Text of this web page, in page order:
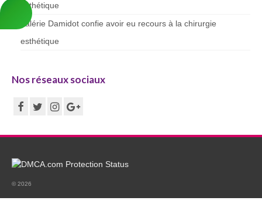
esthétique
Valérie Damidot confie avoir eu recours à la chirurgie
esthétique
Nos réseaux sociaux
© 2026